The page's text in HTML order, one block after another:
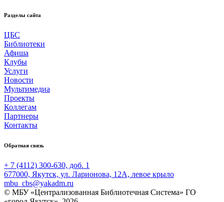
Разделы сайта
ЦБС
Библиотеки
Афиша
Клубы
Услуги
Новости
Мультимедиа
Проекты
Коллегам
Партнеры
Контакты
Обратная связь
+ 7 (4112) 300-630, доб. 1
677000, Якутск, ул. Ларионова, 12А, левое крыло
mbu_cbs@yakadm.ru
© МБУ «Централизованная Библиотечная Система» ГО